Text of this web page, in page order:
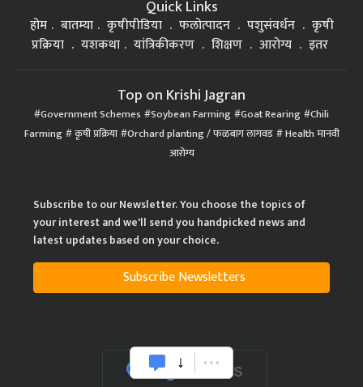
Quick Links
होम बातम्या कृषीपीडिया फलोत्पादन पशुसंवर्धन
कृषी
प्रक्रिया
यशकथा यांत्रिकीकरण शिक्षण आरोग्य इतर
Top on Krishi Jagran
Government Schemes Soybean Farming Goat Rearing Chili
Farming कृषी प्रक्रिया Orchard planting / फळबाग लागवड Health मानवी
आरोग्य
Subscribe to our Newsletter. You choose the topics of
your interest and we'll send you handpicked news and
latest updates based on your choice.
Subscribe Newsletters